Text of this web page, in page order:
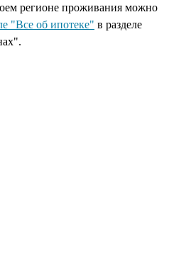
регионе проживания можно
"Все об ипотеке" в разделе